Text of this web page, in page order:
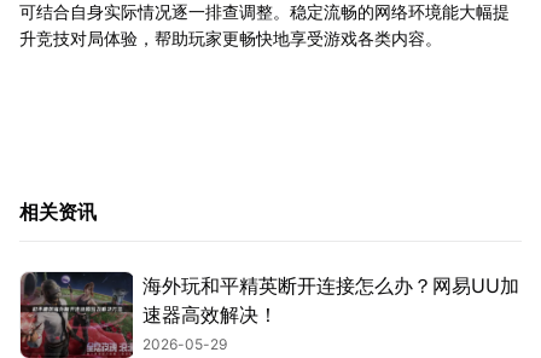
可结合自身实际情况逐一排查调整。稳定流畅的网络环境能大幅提
升竞技对局体验，帮助玩家更畅快地享受游戏各类内容。
相关资讯
海外玩和平精英断开连接怎么办？网易UU加
速器高效解决！
2026-05-29